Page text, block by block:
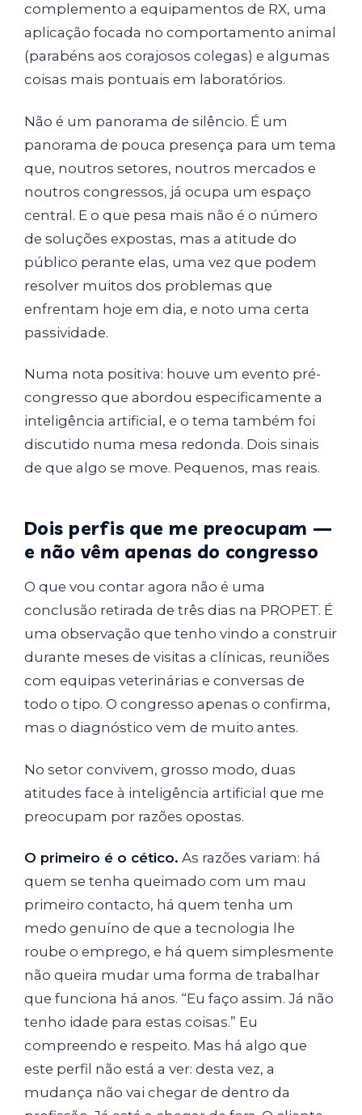
complemento a equipamentos de RX, uma
aplicação focada no comportamento animal
(parabéns aos corajosos colegas) e algumas
coisas mais pontuais em laboratórios.
Não é um panorama de silêncio. É um
panorama de pouca presença para um tema
que, noutros setores, noutros mercados e
noutros congressos, já ocupa um espaço
central. E o que pesa mais não é o número
de soluções expostas, mas a atitude do
público perante elas, uma vez que podem
resolver muitos dos problemas que
enfrentam hoje em dia, e noto uma certa
passividade.
Numa nota positiva: houve um evento pré-
congresso que abordou especificamente a
inteligência artificial, e o tema também foi
discutido numa mesa redonda. Dois sinais
de que algo se move. Pequenos, mas reais.
Dois perfis que me preocupam —
e não vêm apenas do congresso
O que vou contar agora não é uma
conclusão retirada de três dias na PROPET. É
uma observação que tenho vindo a construir
durante meses de visitas a clínicas, reuniões
com equipas veterinárias e conversas de
todo o tipo. O congresso apenas o confirma,
mas o diagnóstico vem de muito antes.
No setor convivem, grosso modo, duas
atitudes face à inteligência artificial que me
preocupam por razões opostas.
O primeiro é o cético. As razões variam: há
quem se tenha queimado com um mau
primeiro contacto, há quem tenha um
medo genuíno de que a tecnologia lhe
roube o emprego, e há quem simplesmente
não queira mudar uma forma de trabalhar
que funciona há anos. “Eu faço assim. Já não
tenho idade para estas coisas.” Eu
compreendo e respeito. Mas há algo que
este perfil não está a ver: desta vez, a
mudança não vai chegar de dentro da